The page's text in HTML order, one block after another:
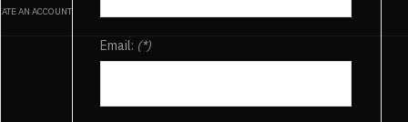
AN ACCOUNT
Email: (*)